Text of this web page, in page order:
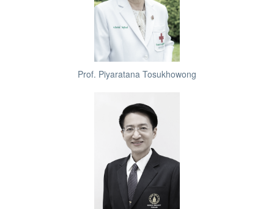
Prof. Piyaratana Tosukhowong